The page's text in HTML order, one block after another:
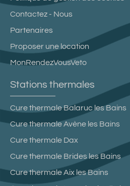
Contactez - Nous
Partenaires
Proposer une location
MonRendezVousVeto
Stations thermales
Cure thermale Balaruc les Bains
Cure thermale Avène les Bains
Cure thermale Dax
Cure thermale Brides les Bains
Cure thermale Aix les Bains